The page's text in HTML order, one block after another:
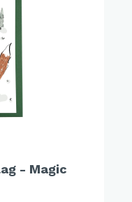
- Magic